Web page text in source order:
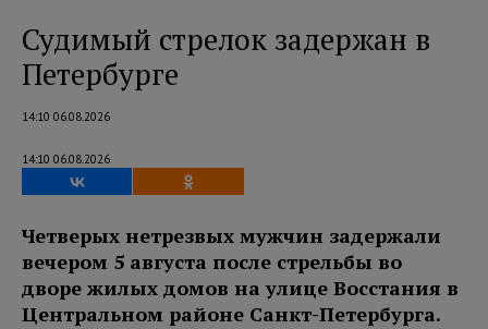
Судимый стрелок задержан в
Петербурге
14:10 06.08.2026
14:10 06.08.2026
Четверых нетрезвых мужчин задержали
вечером 5 августа после стрельбы во
дворе жилых домов на улице Восстания в
Центральном районе Санкт-Петербурга.